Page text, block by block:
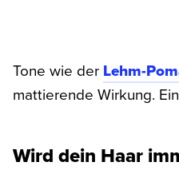
Tone wie der Lehm-
mattierende Wirkung.
Wird dein Haar